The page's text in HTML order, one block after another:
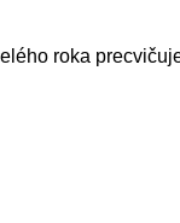
roka